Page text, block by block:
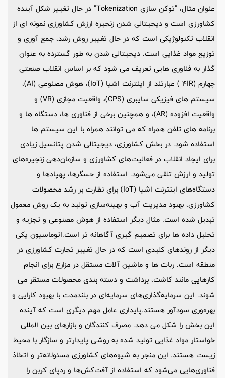
عنوان مثال، "توکن سازی Tokenization" در حال تغییر شکل آینده
کشاورزی است و دیجیتالی شدن زنجیره ارزش کشاورزی نمونه ای از
انقلاب تکنولوژیکی است که در حال تغییر روش رشد، جمع آوری و
توزیع مواد غذایی است. دیجیتالی شدن به طور گسترده به عنوان
گذار به فناوری هایی تعریف می شود که بر اساس انقلاب صنعتی
چهارم (4IR ) عبارتند از اینترنت اشیا (IoT)، هوش مصنوعی (AI)،
سیستم های فیزیکی سایبری (CPS)، واقعیت مجازی (VR) و
واقعیت افزوده (AR)، و همچنین برخی از فناوری ها، دستگاه ها و
برنامه های تلفن همراه که می توانند همراه با این سیستم ها
استفاده شود. در بخش کشاورزی، دیجیتالی شدن پتانسیل زیادی
برای ایجاد انقلاب در فعالیت‌های کشاورزی و سازمان‌دهی زنجیره‌های
تولید و ارزش تلقی می‌شود. استفاده از حسگرها، پهپادها و
دستگاه‌های اینترنت اشیا (IoT) برای نظارت بر رشد محصولات
کشاورزی، بهبود مدیریت آب و بهینه‌سازی تولید به یک روش معمول
تبدیل شده است. مثال دیگر استفاده از هوش مصنوعی و تجزیه و
تحلیل داده ها برای تصمیم گیری آگاهانه تر است.اتوماسیون یکی
دیگر از روندهای کلیدی است که در حال تغییر تجارت کشاورزی در
منطقه است. ربات ها و ماشین آلات مستقل در مزارع برای انجام
کارهایی مانند کاشت، برداشت و دسته بندی محصولات مستقر می
شوند. این سرمایه‌گذاری‌های سرمایه‌ای در بلندمدت با بهبود کارایی و
بهره‌وری سودآور هستند.پایداری عامل مهم دیگری است که آینده
این بخش را شکل می دهد. مصرف کنندگان و بازارهای بین المللی
خواستار مواد غذایی تولید شده به روشی پایدارتر و سازگار با محیط
زیست هستند. این منجر به شیوه‌های کشاورزی مسئولانه‌تر و اتخاذ
فناوری‌هایی می‌شود که استفاده از آفت‌کش‌ها و ردپای کربن را